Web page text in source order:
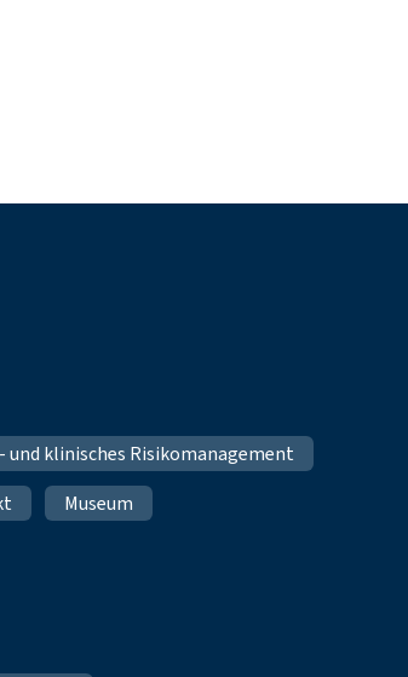
und klinisches Risikomanagement
Museum